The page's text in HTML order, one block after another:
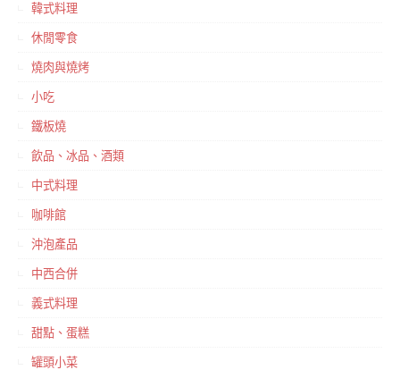
韓式料理
休閒零食
燒肉與燒烤
小吃
鐵板燒
飲品、冰品、酒類
中式料理
咖啡館
沖泡產品
中西合併
義式料理
甜點、蛋糕
罐頭小菜